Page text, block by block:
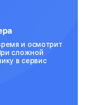
и осмотрит
сложной
в сервис